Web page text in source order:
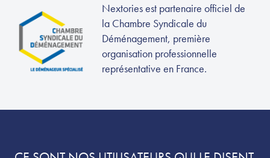
Nextories est partenaire officiel de
la Chambre Syndicale du
Déménagement, première
organisation professionnelle
représentative en France.